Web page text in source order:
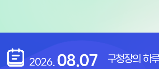
열린구청장실 메뉴 바로가기 모
2026. 08.07 구청장의 하